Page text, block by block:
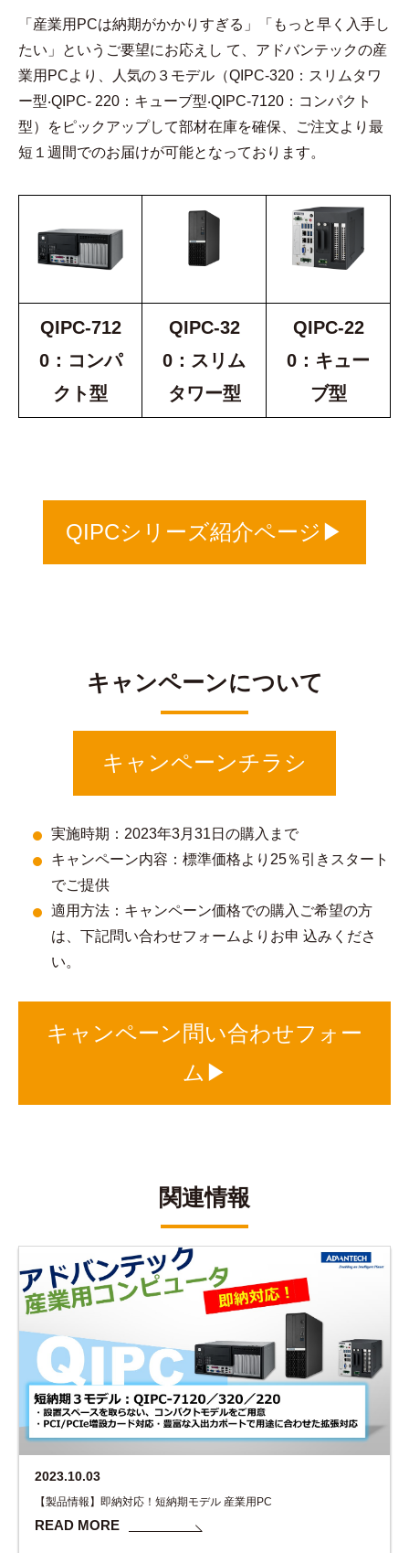
「産業用PCは納期がかかりすぎる」「もっと早く入手し
たい」というご要望にお応えし て、アドバンテックの産
業用PCより、人気の３モデル（QIPC-320：スリムタワ
ー型‧QIPC- 220：キューブ型‧QIPC-7120：コンパクト
型）をピックアップして部材在庫を確保、ご注文より最
短１週間でのお届けが可能となっております。
QIPC-712
0：コンパ
クト型
QIPC-32
0：スリム
タワー型
QIPC-22
0：キュー
ブ型
QIPCシリーズ紹介ページ▶
キャンペーンについて
キャンペーンチラシ
実施時期：2023年3月31日の購入まで
キャンペーン内容：標準価格より25％引きスタート
でご提供
適用方法：キャンペーン価格での購入ご希望の方
は、下記問い合わせフォームよりお申 込みくださ
い。
キャンペーン問い合わせフォー
ム▶
関連情報
2023.10.03
【製品情報】即納対応！短納期モデル 産業用PC
READ MORE